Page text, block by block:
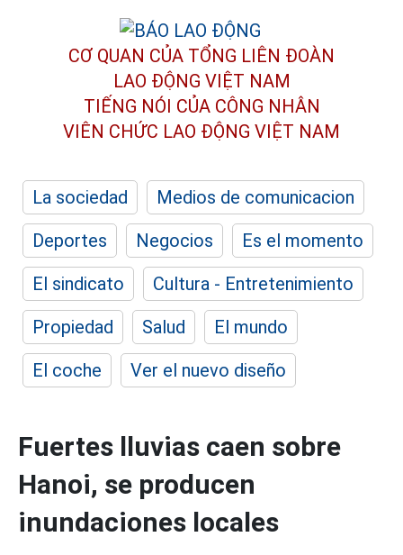
CƠ QUAN CỦA TỔNG LIÊN ĐOÀN
LAO ĐỘNG VIỆT NAM
TIẾNG NÓI CỦA CÔNG NHÂN
VIÊN CHỨC LAO ĐỘNG VIỆT NAM
La sociedad
Medios de comunicacion
Deportes
Negocios
Es el momento
El sindicato
Cultura - Entretenimiento
Propiedad
Salud
El mundo
El coche
Ver el nuevo diseño
Fuertes lluvias caen sobre
Hanoi, se producen
inundaciones locales